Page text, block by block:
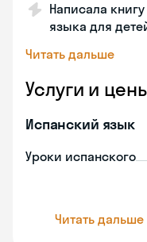
Написала
языка для
Читать дальше
Услуги и
Испанский язык
Уроки испанского
Читать дальше